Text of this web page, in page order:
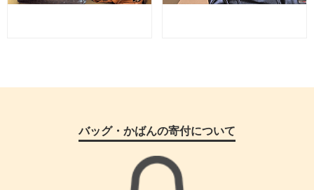
バッグ・かばんの寄付について